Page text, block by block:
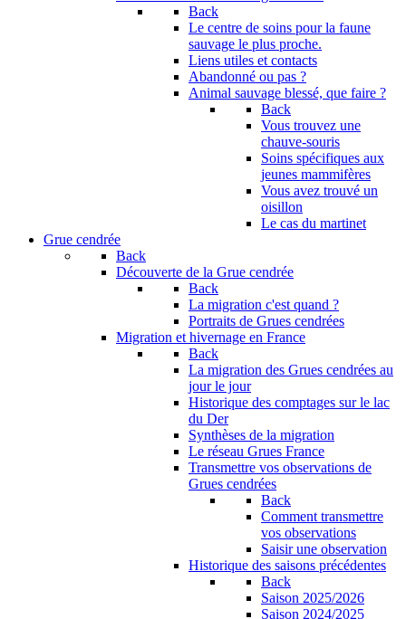
Back
Le centre de soins pour la faune
sauvage le plus proche.
Liens utiles et contacts
Abandonné ou pas ?
Animal sauvage blessé, que faire ?
Back
Vous trouvez une
chauve-souris
Soins spécifiques aux
jeunes mammifères
Vous avez trouvé un
oisillon
Le cas du martinet
Grue cendrée
Back
Découverte de la Grue cendrée
Back
La migration c'est quand ?
Portraits de Grues cendrées
Migration et hivernage en France
Back
La migration des Grues cendrées au
jour le jour
Historique des comptages sur le lac
du Der
Synthèses de la migration
Le réseau Grues France
Transmettre vos observations de
Grues cendrées
Back
Comment transmettre
vos observations
Saisir une observation
Historique des saisons précédentes
Back
Saison 2025/2026
Saison 2024/2025